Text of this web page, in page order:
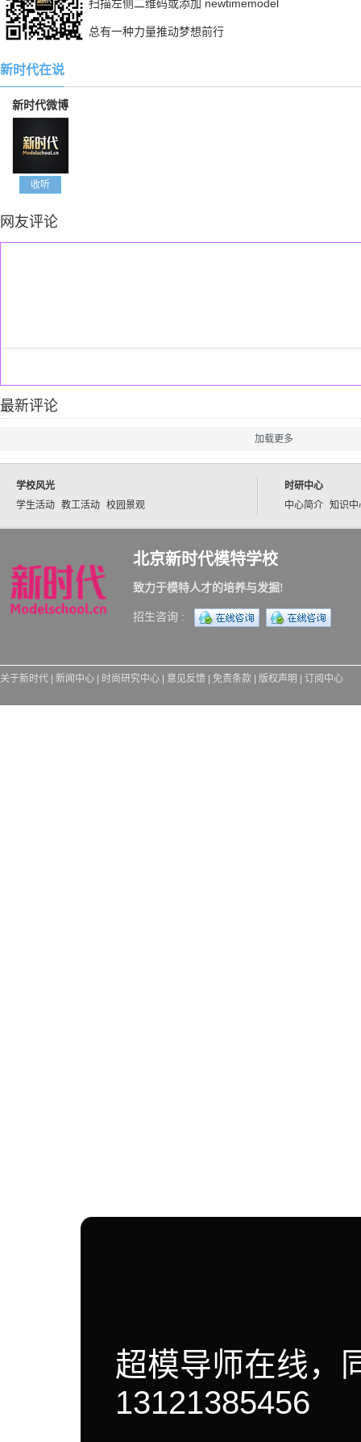
扫描左侧二维码或添加 newtimemodel
总有一种力量推动梦想前行
新时代在说
新时代微博
收听
网友评论
最新评论
加载更多
学校风光
学生活动 教工活动 校园景观
时研中心
中心简介 知识中
北京新时代模特学校
致力于模特人才的培养与发掘!
招生咨询 :
关于新时代 | 新闻中心 | 时尚研究中心 | 意见反馈 | 免责条款 | 版权声明 | 订阅中心
超模导师在线，
13121385456